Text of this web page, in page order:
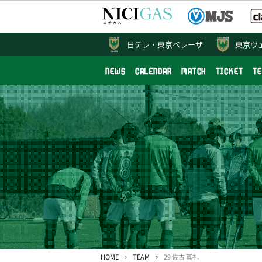
東京ヴ
NEWS CALENDAR MATCH TICKET
日テレ・ 東京ベレーザ
HOME TEAM 29 佐古 真礼